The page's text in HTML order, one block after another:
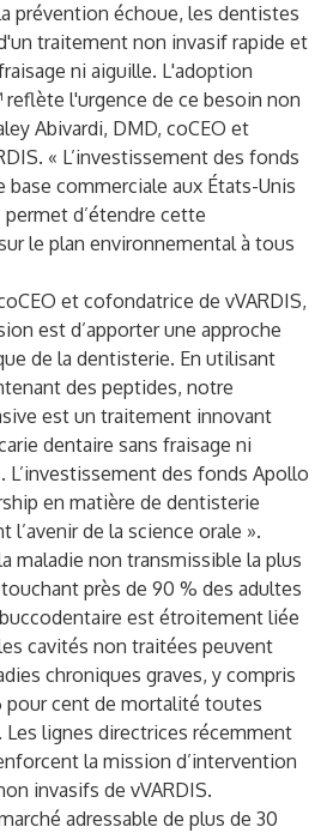
prévention échoue, les dentistes
traitement non invasif rapide et
ni aiguille. L'adoption
l'urgence de ce besoin non
Abivardi, DMD, coCEO et
« L’investissement des fonds
commerciale aux États-Unis
d’étendre cette
le plan environnemental à tous
et cofondatrice de vVARDIS,
est d’apporter une approche
de la dentisterie. En utilisant
des peptides, notre
est un traitement innovant
dentaire sans fraisage ni
L’investissement des fonds Apollo
en matière de dentisterie
de la science orale ».
maladie non transmissible la plus
près de 90 % des adultes
est étroitement liée
cavités non traitées peuvent
chroniques graves, y compris
pour cent de mortalité toutes
. Les lignes directrices récemment
la mission d’intervention
invasifs de vVARDIS.
adressable de plus de 30